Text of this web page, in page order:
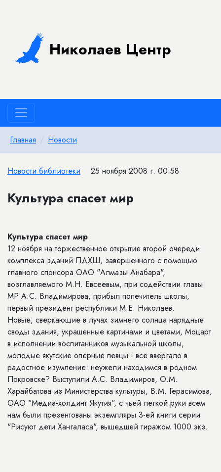
Николаев Центр
Главная Новости
Новости библиотеки 25 ноября 2008 г. 00:58
Культура спасет мир
Культура спасет мир
12 ноября на торжественное открытие второй очереди
комплекса зданий ПДХШ, завершенного с помощью
главного спонсора ОАО "Алмазы Анабара",
возглавляемого М.Н. Евсеевым, при содействии главы
МР А.С. Владимирова, прибыл попечитель школы,
первый президент республики М.Е. Николаев.
Новые, сверкающие в лучах зимнего солнца нарядные
своды здания, украшенные картинами и цветами, Моцарт
в исполнении воспитанников музыкальной школы,
молодые якутские оперные певцы - все ввергало в
радостное изумление: неужели находимся в родном
Покровске? Выступили А.С. Владимиров, О.М.
Харайбатова из Министерства культуры, В.М. Герасимова,
ОАО "Медиа-холдинг Якутия", с чьей легкой руки всем
нам были презентованы экземпляры 3-ей книги серии
"Рисуют дети Хангаласа", вышедшей тиражом 1000 экз.